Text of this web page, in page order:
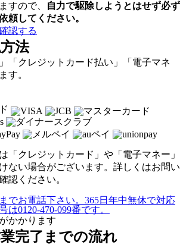
すので、
自力で駆除しようとはせず必ず
頼してください。
認する
法
「クレジットカード払い」「電子マネ
す。
「クレジットカード」や「電子マネー」
ない場合がございます。詳しくはお問い
認ください。
かかります
完了までの流れ